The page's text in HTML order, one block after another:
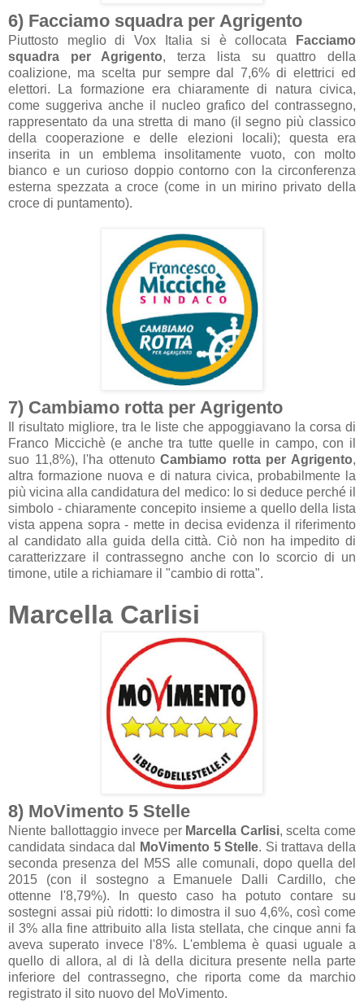
6) Facciamo squadra per Agrigento
Piuttosto meglio di Vox Italia si è collocata
Facciamo
squadra per Agrigento, terza lista su quattro della
coalizione, ma scelta pur sempre dal 7,6% di elettrici ed
elettori. La formazione era chiaramente di natura civica,
come suggeriva anche il nucleo grafico del contrassegno,
rappresentato da una stretta di mano (il segno più classico
della cooperazione e delle elezioni locali); questa era
inserita in un emblema insolitamente vuoto, con molto
bianco e un curioso doppio contorno con la circonferenza
esterna spezzata a croce (come in un mirino privato della
croce di puntamento).
7) Cambiamo rotta per Agrigento
Il risultato migliore, tra le liste che appoggiavano la corsa di
Franco Miccichè (e anche tra tutte quelle in campo, con il
suo 11,8%), l'ha ottenutoCambiamo rotta per Agrigento,
altra formazione nuova e di natura civica, probabilmente la
più vicina alla candidatura del medico: lo si deduce perché il
simbolo - chiaramente concepito insieme a quello della lista
vista appena sopra - mette in decisa evidenza il riferimento
al candidato alla guida della città. Ciò non ha impedito di
caratterizzare il contrassegno anche con lo scorcio di un
timone, utile a richiamare il "cambio di rotta".
Marcella Carlisi
8) MoVimento 5 Stelle
Niente ballottaggio invece per Marcella Carlisi, scelta come
candidata sindaca dal
MoVimento 5 Stelle. Si trattava della
seconda presenza del M5S alle comunali, dopo quella del
2015 (con il sostegno a Emanuele Dalli Cardillo, che
ottenne l'8,79%). In questo caso ha potuto contare su
sostegni assai più ridotti: lo dimostra il suo 4,6%, così come
il 3% alla fine attribuito alla lista stellata, che cinque anni fa
aveva superato invece l'8%. L'emblema è quasi uguale a
quello di allora, al di là della dicitura presente nella parte
inferiore del contrassegno, che riporta come da marchio
registrato il sito nuovo del MoVimento.